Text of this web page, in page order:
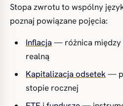
Stopa zwrotu to wspólny
poznaj powiązane pojęcia:
Inflacja — różnica między
realną
Kapitalizacja odsetek—
stopie rocznej